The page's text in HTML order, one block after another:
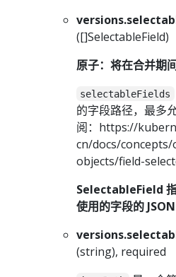
([]SelectableField)
原子：将在合并期
selectableFields
的字段路径，最多
阅：https://
cn/docs/
objects/field-
SelectableField
使用的字段的 JSON
(string), required